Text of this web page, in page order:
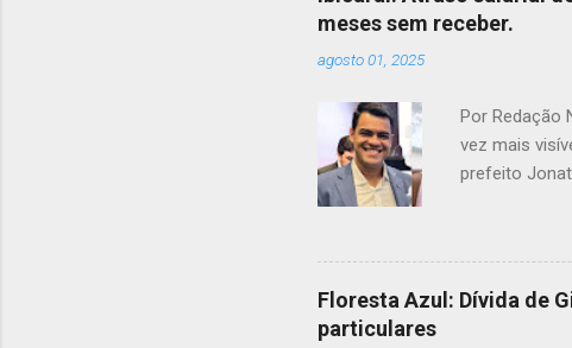
meses sem receber.
agosto 01, 2025
Por Redação
vez mais
prefeito
tensão
como um
Monalisa
em relação
Floresta Azul: Dívida de
particulares